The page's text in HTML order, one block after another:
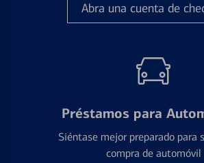
Abra una cuenta de
Préstamos para
Siéntase mejor preparado para
compra de automóvil